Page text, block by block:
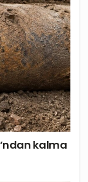
kalma